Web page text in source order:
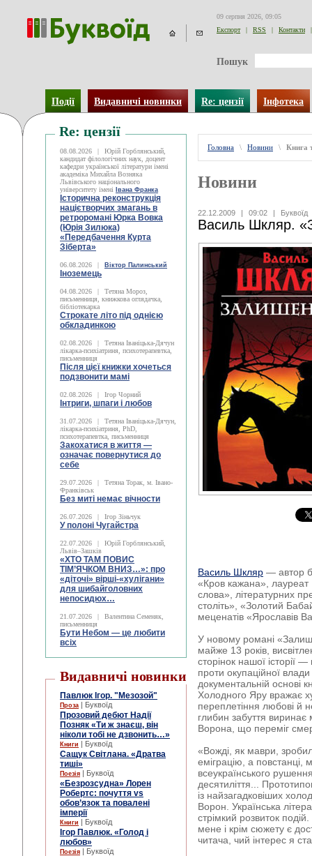
09 серпня 2026, 09:05
Експорт
| RSS | Контакти |
Пошук
Події Видавничі новинки Re: цензії Інфотека
Re: цензії
08.08.2026 |
Юрій Горблянський,
кандидат філологічних наук, доцент
кафедри української літератури імені
академіка Михайла Возняка
Львівського національного
університету імені
Івана Франка
Історична реконструкція
націєтворчих змагань в
ретроромані Юрка Вовка
(Юрія Зилюка)
«Передбачення Курта
Зіберта»
06.08.2026 | Віктор Палинський
Іноземець
04.08.2026 |
Тетяна Мороз,
письменниця, книжкова оглядачка,
бібліотекарка
Строкате літо під однією
обкладинкою
02.08.2026 |
Тетяна Іваніцька-Дячун
лікарка-психіатриня, психотерапевтка,
письменниця
Після цієї книжки хочеться
подзвонити мамі
02.08.2026 | Ігор Чорний
Інтриги, шпаги і любов
31.07.2026 |
Тетяна Іваніцька-Дячун,
лікарка-психіатриня, PhD,
психотерапевтка, письменниця
Закохатися в життя —
означає повернутися до
себе
29.07.2026 |
Тетяна Торак, м. Івано-
Франківськ
Без миті немає вічности
26.07.2026 | Ігор Зіньчук
У полоні Чугайстра
22.07.2026 |
Юрій Горблянський,
Львів–Зашків
«ХТО ТАМ ПОВИС
ТІМ’ЯЧКОМ ВНИЗ…»: про
«діточі» вірші-«хулігани»
для шибайголовних
непосидюх…
21.07.2026 |
Валентина Семеняк,
письменниця
Бути Небом ― це любити
всіх
Видавничі новинки
Павлюк Ігор. "Мезозой"
Проза | Буквоїд
Прозовий дебют Надії
Позняк «Ти ж знаєш, він
ніколи тобі не дзвонить…»
Книги | Буквоїд
Сащук Світлана. «Дратва
тиші»
Поезія | Буквоїд
«Безрозсудна» Лорен
Робертс: почуття vs
обов’язок та повалені
імперії
Книги | Буквоїд
Ігор Павлюк. «Голод і
любов»
Поезія | Буквоїд
Головна \ Новини \ Книга
Новини
22.12.2009 | 09:02 | Буквоїд
Василь Шкляр.
Василь Шкляр — автор
«Кров кажана», лауреат
слова», літературних
століть», «Золотий
меценатів «Ярославів
У новому романі
майже 13 років,
сторінок нашої історії
проти окупаційної
документальній основі
Холодного Яру вражає
переплетіння любові й
глибин забуття виринає
Ворона, що переміг
«Вожді, як маври,
еміграцію, а повстанці,
всеукраїнського
десятиліття...
із найзагадковіших
Ворон. Українська
стрімкий розвиток
мене і крім сюжету є
читача, чий інтерес я